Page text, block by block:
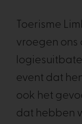
Toerisme
vroegen ons
event dat
ook het
dat hebben